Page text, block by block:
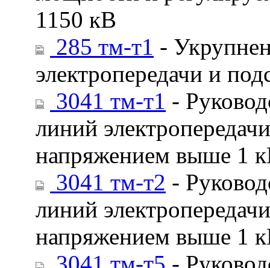
1150 кВ
285 тм-т1 -
электропередачи и
3041 тм-т1 -
линий
напряжением выше 1
3041 тм-т2 -
линий
напряжением выше 1